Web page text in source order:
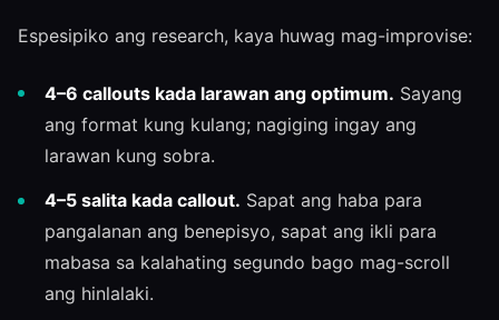
Espesipiko ang research, kaya huwag mag-improvise:
4–6 callouts kada larawan ang optimum. Sayang
ang format kung kulang; nagiging ingay ang
larawan kung sobra.
4–5 salita kada callout. Sapat ang haba para
pangalanan ang benepisyo, sapat ang ikli para
mabasa sa kalahating segundo bago mag-scroll
ang hinlalaki.